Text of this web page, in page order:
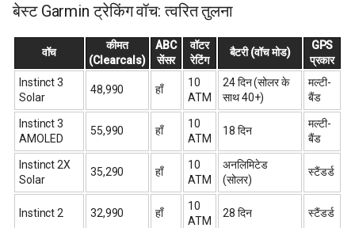
बेस्ट Garmin ट्रेकिंग वॉच: त्वरित तुलना
वॉच
कीमत
(Clearcals)
ABC
सेंसर
वॉटर
रेटिंग
बैटरी (वॉच मोड)
GPS
प्रकार
Instinct 3
Solar
₹48,990 हाँ
10
ATM
24 दिन (सोलर के
साथ 40+)
मल्टी-
बैंड
Instinct 3
AMOLED
₹55,990 हाँ
10
ATM
18 दिन
मल्टी-
बैंड
Instinct 2X
Solar
₹35,290 हाँ
10
ATM
अनलिमिटेड
(सोलर)
स्टैंडर्ड
Instinct 2 ₹32,990 हाँ
10
ATM
28 दिन स्टैंडर्ड